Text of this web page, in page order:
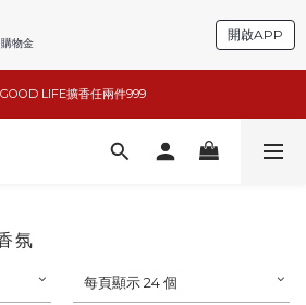
物金
開啟APP
basiik1件9折/2件88折
小家電6折起
LIFE擴香任兩件999
basiik1件9折/2件88折
氛
每頁顯示 24 個